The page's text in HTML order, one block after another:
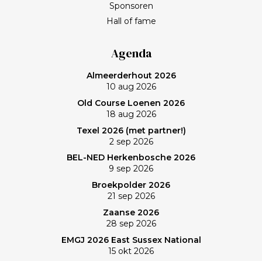
Sponsoren
Hall of fame
Agenda
Almeerderhout 2026
10 aug 2026
Old Course Loenen 2026
18 aug 2026
Texel 2026 (met partner!)
2 sep 2026
BEL-NED Herkenbosche 2026
9 sep 2026
Broekpolder 2026
21 sep 2026
Zaanse 2026
28 sep 2026
EMGJ 2026 East Sussex National
15 okt 2026